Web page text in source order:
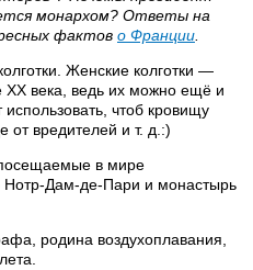
монархом? Ответы на
фактов о Франции
Женские колготки —
XX века, ведь их можно ещё и
чтоб кровищу
от вредителей и т. д.:)
в мире
Нотр-Дам-де-Пари и монастырь
родина воздухоплавания,